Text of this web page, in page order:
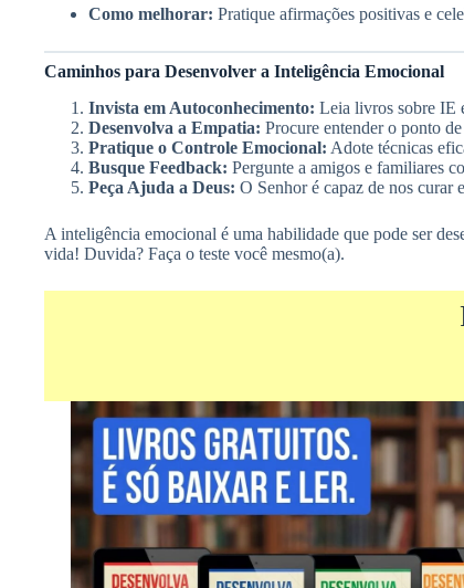
Como melhorar: Pratique afirmações positivas e
Caminhos para Desenvolver a Inteligência Emocional
Invista em Autoconhecimento: Leia livros sobre IE
Desenvolva a Empatia: Procure entender o ponto
Pratique o Controle Emocional: Adote técnicas
Busque Feedback: Pergunte a amigos e familiares
Peça Ajuda a Deus: O Senhor é capaz de nos curar
A inteligência emocional é uma habilidade que pode ser
vida! Duvida? Faça o teste você mesmo(a).